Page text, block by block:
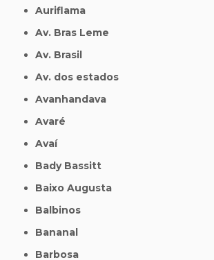
Auriflama
Av. Bras Leme
Av. Brasil
Av. dos estados
Avanhandava
Avaré
Avaí
Bady Bassitt
Baixo Augusta
Balbinos
Bananal
Barbosa